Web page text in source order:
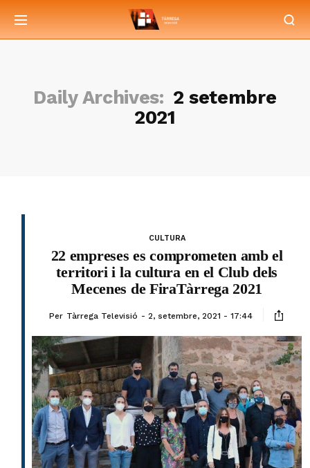
Daily Archives: 2 setembre
2021
CULTURA
22 empreses es comprometen amb el
territori i la cultura en el Club dels
Mecenes de FiraTàrrega 2021
Per Tàrrega Televisió 2, setembre, 2021 - 17:44